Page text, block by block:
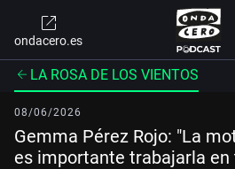
ondacero.es
LA ROSA DE LOS VIENTOS
08/06/2026
Gemma Pérez Rojo: "La
es importante trabajarla en